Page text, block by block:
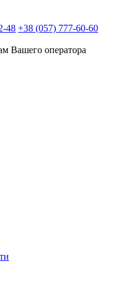
48 +38 (057) 777-60-60
Вашего оператора